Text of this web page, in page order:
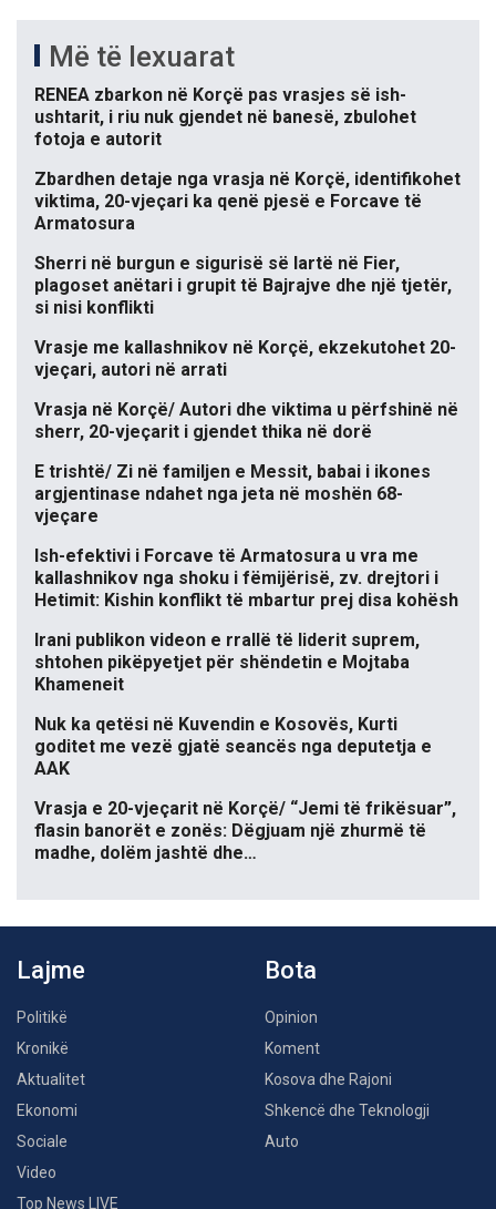
Më të lexuarat
RENEA zbarkon në Korçë pas vrasjes së ish-
ushtarit, i riu nuk gjendet në banesë, zbulohet
fotoja e autorit
Zbardhen detaje nga vrasja në Korçë, identifikohet
viktima, 20-vjeçari ka qenë pjesë e Forcave të
Armatosura
Sherri në burgun e sigurisë së lartë në Fier,
plagoset anëtari i grupit të Bajrajve dhe një tjetër,
si nisi konflikti
Vrasje me kallashnikov në Korçë, ekzekutohet 20-
vjeçari, autori në arrati
Vrasja në Korçë/ Autori dhe viktima u përfshinë në
sherr, 20-vjeçarit i gjendet thika në dorë
E trishtë/ Zi në familjen e Messit, babai i ikones
argjentinase ndahet nga jeta në moshën 68-
vjeçare
Ish-efektivi i Forcave të Armatosura u vra me
kallashnikov nga shoku i fëmijërisë, zv. drejtori i
Hetimit: Kishin konflikt të mbartur prej disa kohësh
Irani publikon videon e rrallë të liderit suprem,
shtohen pikëpyetjet për shëndetin e Mojtaba
Khameneit
Nuk ka qetësi në Kuvendin e Kosovës, Kurti
goditet me vezë gjatë seancës nga deputetja e
AAK
Vrasja e 20-vjeçarit në Korçë/ “Jemi të frikësuar”,
flasin banorët e zonës: Dëgjuam një zhurmë të
madhe, dolëm jashtë dhe…
Lajme
Politikë
Kronikë
Aktualitet
Ekonomi
Sociale
Video
Top News LIVE
Bota
Opinion
Koment
Kosova dhe Rajoni
Shkencë dhe Teknologji
Auto